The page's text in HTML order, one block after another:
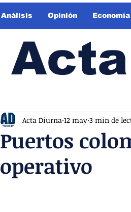
Análisis Opinión Economía
Puertos
operativo
Acta Diurna 12 may 3 min de